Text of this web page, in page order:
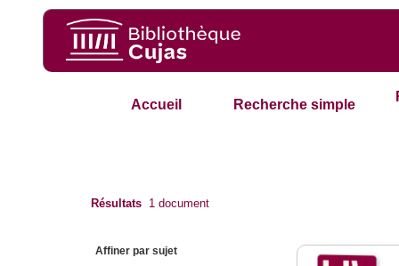
Accueil Recherche simple
Résultats 1 document
Affiner par sujet